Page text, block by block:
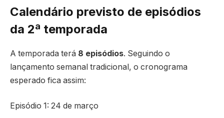
Calendário previsto de episódios
da 2ª temporada
A temporada terá 8 episódios. Seguindo o
lançamento semanal tradicional, o cronograma
esperado fica assim:
Episódio 1: 24 de março